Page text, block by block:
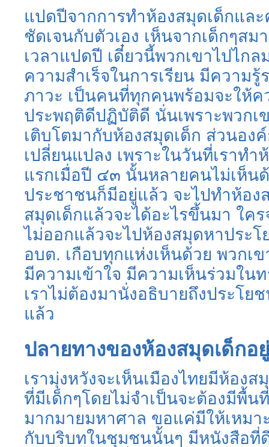
แปดปีจากการทำห้องสมุดเด็กและ
ชัดเจนกับตัวเอง เห็นจากเด็กๆส
เวลาแปดปี เดี๋ยวนี้พวกเขาไปไก
ความสำเร็จในการเรียน มีความ
ภาวะ เป็นคนที่ทุกคนพร้อมจะให้ค
ประพฤติดีปฏิบัติดี นั่นเพราะพวกเ
เติบโตมากับห้องสมุดเด็ก ส่วนอง
เปลี่ยนแปลง เพราะในวันที่เราท
แรกเมื่อปี ๔๓ นั้นหลายคนไม่เห็น
ประชาชนก็มีอยู่แล้ว จะไปทำห้อง
สมุดเด็กแล้วจะได้อะไรขึ้นมา ใค
ไม่ออกแล้วจะไปห้องสมุดหาประ
อบต. เกือบทุกแห่งเห็นด้วย พวกเ
มีความเข้าใจ มีความเห็นร่วมในท
เราไม่ต้องมานั่งอธิบายถึงประโย
แล้ว
ปลายทางของห้องสมุดเด็กอ
เรามุ่งหวังจะเห็นเมืองไทยมีห้อง
ที่มีเด็กๆโดยไม่จำเป็นจะต้องมีพื้
มากมายมหาศาล ขอแค่มีให้เหม
กับบริบทในชุมชนนั้นๆ มีหนังสือที่